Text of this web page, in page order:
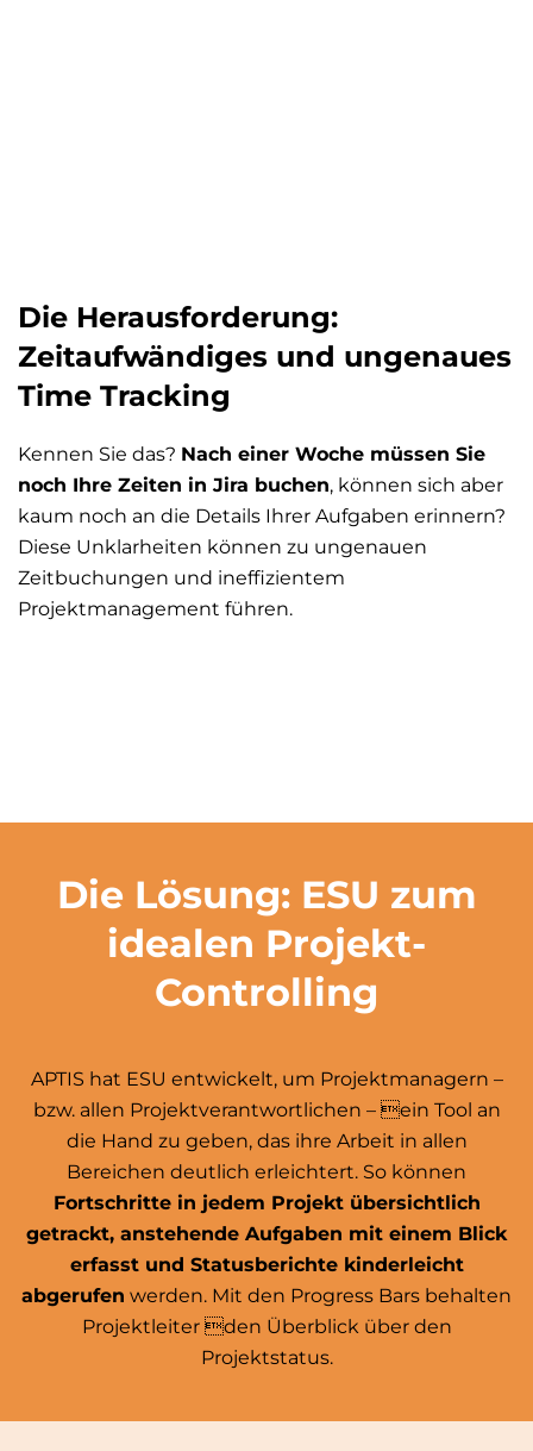
Die Herausforderung:
Zeitaufwändiges und ungenaues
Time Tracking
Kennen Sie das? Nach einer Woche müssen Sie
noch Ihre Zeiten in Jira buchen, können sich aber
kaum noch an die Details Ihrer Aufgaben erinnern?
Diese Unklarheiten können zu ungenauen
Zeitbuchungen und ineffizientem
Projektmanagement führen.
Die Lösung: ESU zum
idealen Projekt-
Controlling
APTIS hat ESU entwickelt, um Projektmanagern –
bzw. allen Projektverantwortlichen – ein Tool an
die Hand zu geben, das ihre Arbeit in allen
Bereichen deutlich erleichtert. So können
Fortschritte in jedem Projekt übersichtlich
getrackt, anstehende Aufgaben mit einem Blick
erfasst und Statusberichte kinderleicht
abgerufen werden. Mit den Progress Bars behalten
Projektleiter den Überblick über den
Projektstatus.